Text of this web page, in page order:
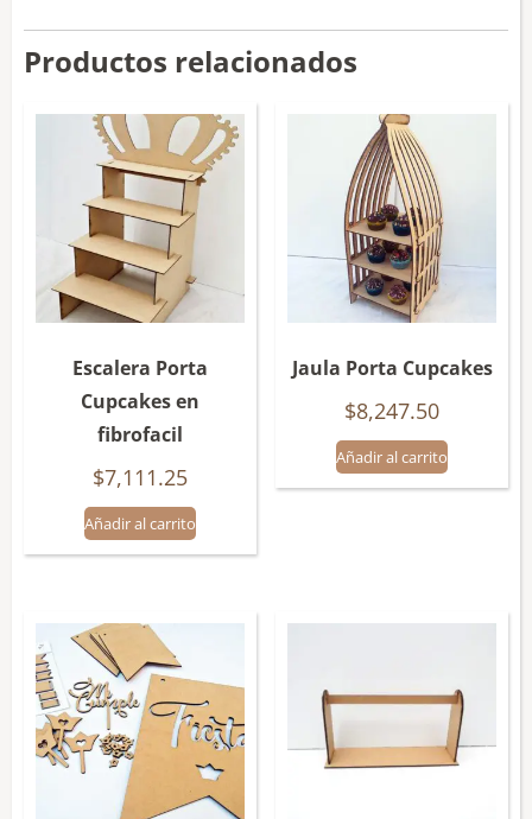
Productos relacionados
Escalera Porta
Cupcakes en
fibrofacil
$7,111.25
Añadir al carrito
Jaula Porta Cupcakes
$8,247.50
Añadir al carrito